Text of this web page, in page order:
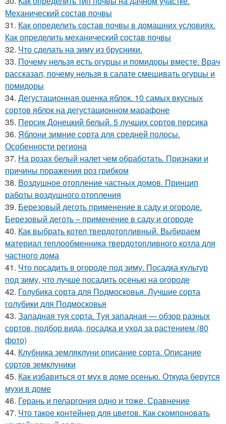
Механический состав почвы
31. Как определить состав почвы в домашних условиях.
Как определить механический состав почвы
32. Что сделать на зиму из брусники.
33. Почему нельзя есть огурцы и помидоры вместе. Врач
рассказал, почему нельзя в салате смешивать огурцы и
помидоры
34. Дегустационная оценка яблок. 10 самых вкусных
сортов яблок на дегустационном марафоне
35. Персик Донецкий белый. 5 лучших сортов персика
36. Яблони зимние сорта для средней полосы.
Особенности региона
37. На розах белый налет чем обработать. Признаки и
причины поражения роз грибком
38. Воздушное отопление частных домов. Принцип
работы воздушного отопления
39. Березовый деготь применение в саду и огороде.
Березовый деготь – применение в саду и огороде
40. Как выбрать котел твердотопливный. Выбираем
материал теплообменника твердотопливного котла для
частного дома
41. Что посадить в огороде под зиму. Посадка культур
под зиму, что лучше посадить осенью на огороде
42. Голубика сорта для Подмосковья. Лучшие сорта
голубики для Подмосковья
43. Западная туя сорта. Туя западная — обзор разных
сортов, подбор вида, посадка и уход за растением (80
фото)
44. Клубника земляклуни описание сорта. Описание
сортов земклуники
45. Как избавиться от мух в доме осенью. Откуда берутся
мухи в доме
46. Герань и пеларгония одно и тоже. Сравнение
47. Что такое контейнер для цветов. Как скомпоновать